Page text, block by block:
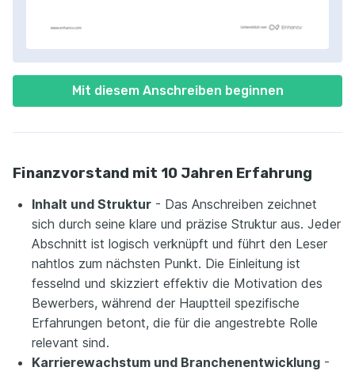
Mit diesem Anschreiben beginnen
Finanzvorstand mit 10 Jahren Erfahrung
Inhalt und Struktur - Das Anschreiben zeichnet
sich durch seine klare und präzise Struktur aus. Jeder
Abschnitt ist logisch verknüpft und führt den Leser
nahtlos zum nächsten Punkt. Die Einleitung ist
fesselnd und skizziert effektiv die Motivation des
Bewerbers, während der Hauptteil spezifische
Erfahrungen betont, die für die angestrebte Rolle
relevant sind.
Karrierewachstum und Branchenentwicklung -